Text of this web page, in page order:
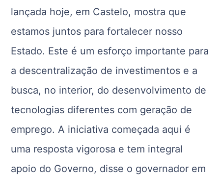
lançada hoje, em Castelo, mostra que
estamos juntos para fortalecer nosso
Estado. Este é um esforço importante para
a descentralização de investimentos e a
busca, no interior, do desenvolvimento de
tecnologias diferentes com geração de
emprego. A iniciativa começada aqui é
uma resposta vigorosa e tem integral
apoio do Governo, disse o governador em